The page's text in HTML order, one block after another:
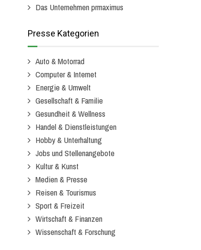
Das Unternehmen prmaximus
Presse Kategorien
Auto & Motorrad
Computer & Internet
Energie & Umwelt
Gesellschaft & Familie
Gesundheit & Wellness
Handel & Dienstleistungen
Hobby & Unterhaltung
Jobs und Stellenangebote
Kultur & Kunst
Medien & Presse
Reisen & Tourismus
Sport & Freizeit
Wirtschaft & Finanzen
Wissenschaft & Forschung